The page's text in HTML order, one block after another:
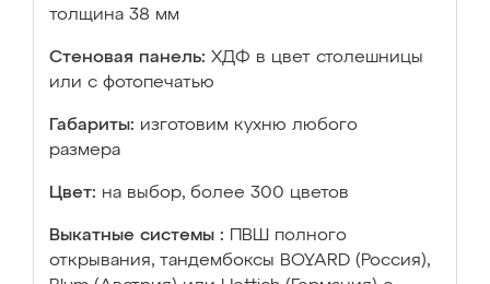
толщина 38 мм
Стеновая панель: ХДФ в цвет столешницы
или с фотопечатью
Габариты: изготовим кухню любого
размера
Цвет: на выбор, более 300 цветов
Выкатные системы :
ПВШ полного
открывания, тандембоксы BOYARD (Россия),